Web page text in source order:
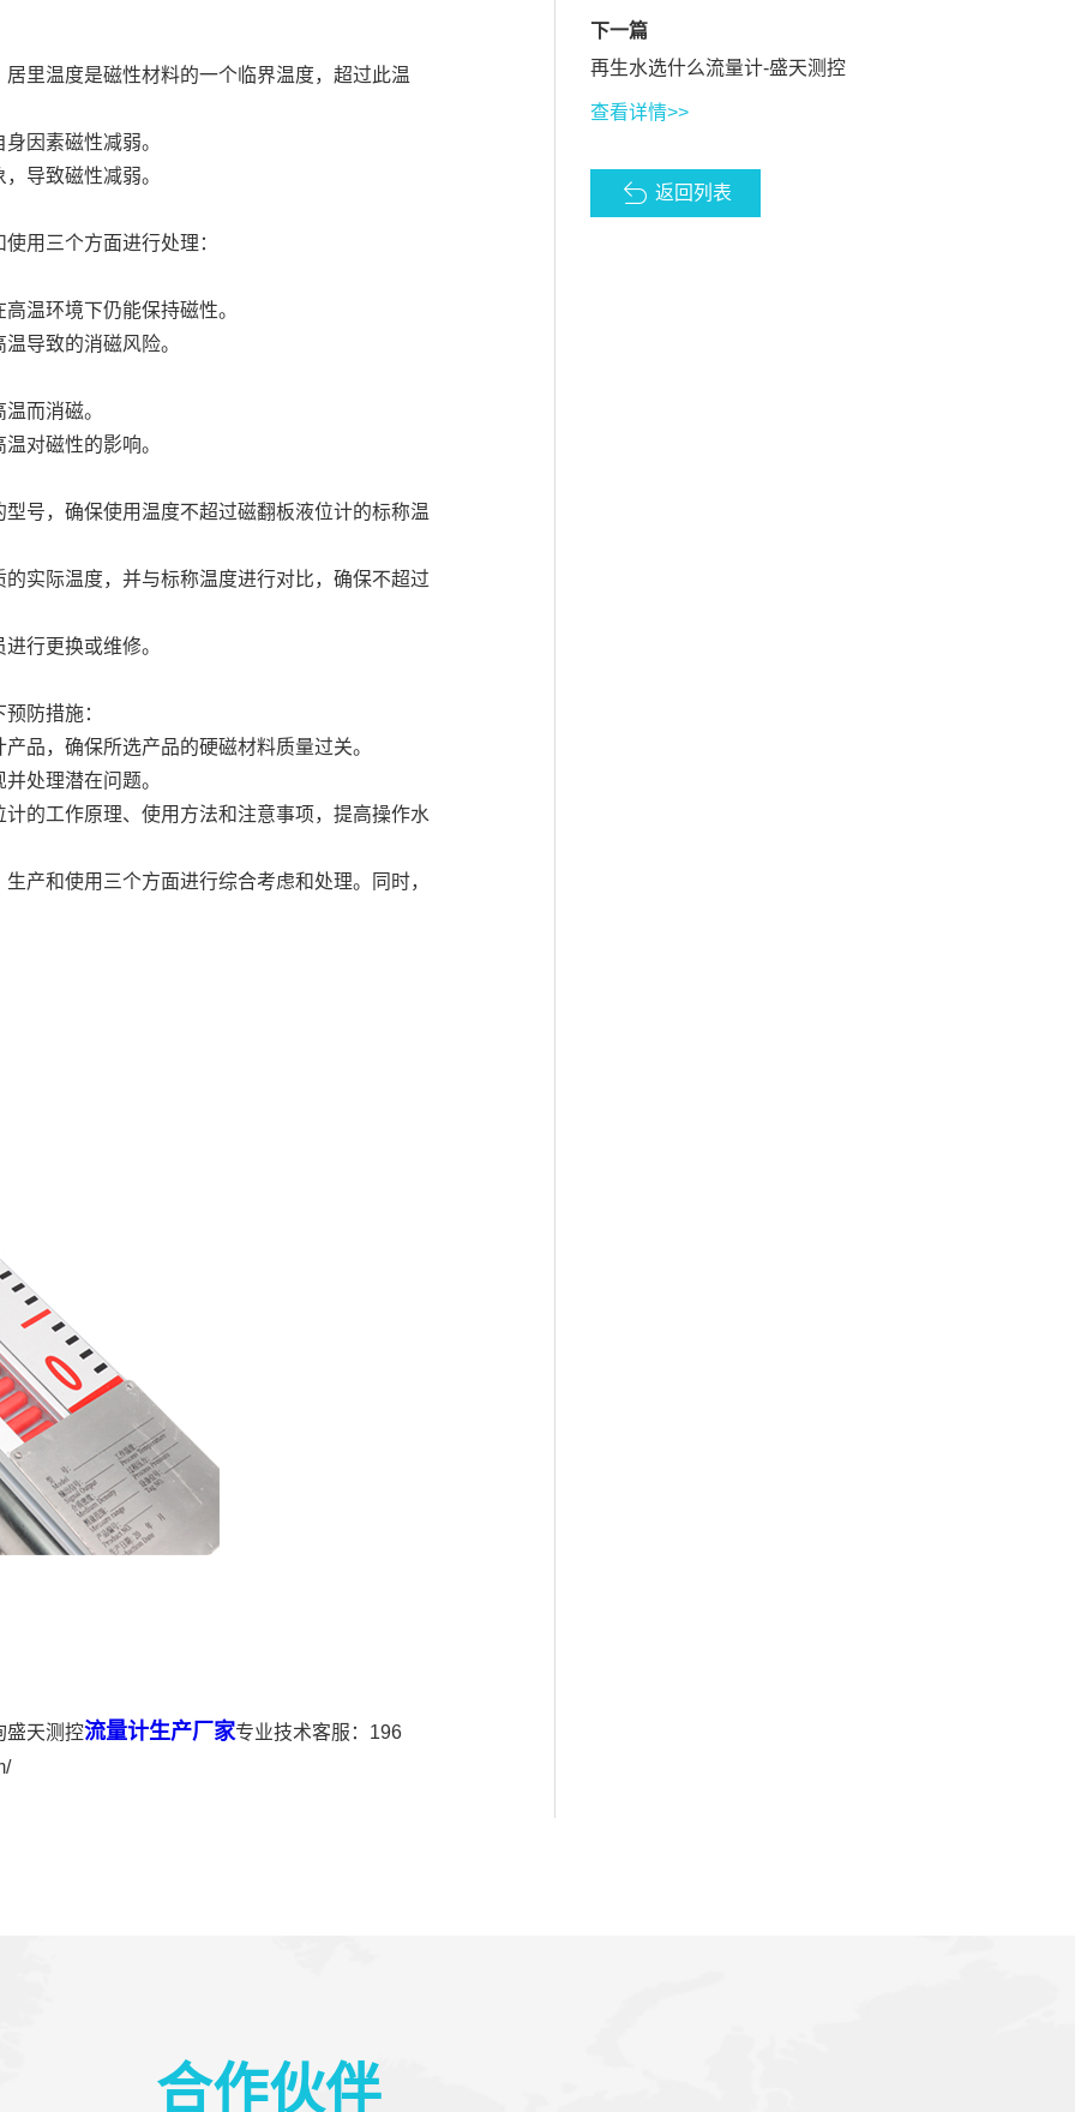
里温度是磁性材料的一个临界温度，超过此温
因素磁性减弱。
导致磁性减弱。
用三个方面进行处理：
温环境下仍能保持磁性。
导致的消磁风险。
而消磁。
对磁性的影响。
号，确保使用温度不超过磁翻板液位计的标称温
实际温度，并与标称温度进行对比，确保不超过
行更换或维修。
防措施：
品，确保所选产品的硬磁材料质量过关。
处理潜在问题。
的工作原理、使用方法和注意事项，提高操作水
产和使用三个方面进行综合考虑和处理。同时，
盛天测控流量计生产厂家专业技术客服：196
下一篇
再生水选什么流量计-盛天测控
查看详情>>
返回列表
合作伙伴